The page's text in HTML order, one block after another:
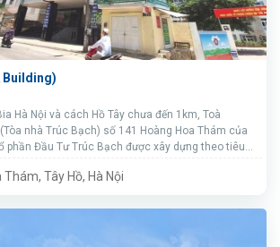
Building)
Hà Nội và cách Hồ Tây chưa đến 1km, Toà
nhà Trúc Bạch) số 141 Hoàng Hoa Thám của
phần Đầu Tư Trúc Bạch được xây dựng theo tiêu
trụ sở, văn phòng làm việc tại đây.
Tây Hồ, Hà Nội